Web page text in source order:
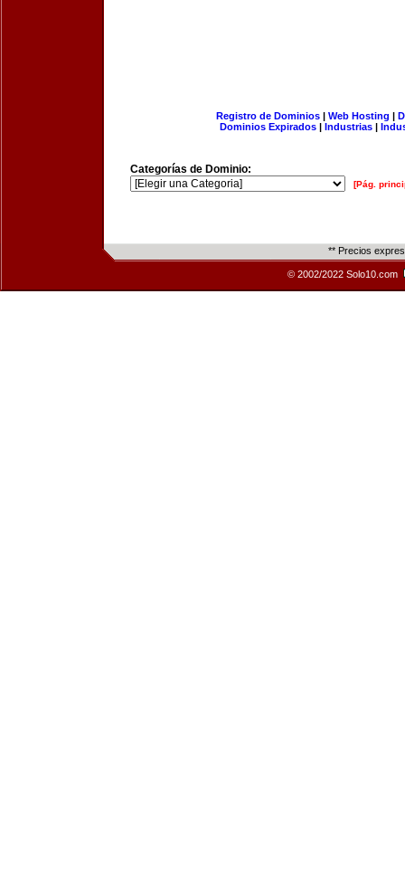
Registro de Dominios| Web Hosting |
Dominios Expirados | Industrias |
Categorías de Dominio:
[Pág.
** Precios
© 2002/2022 Solo10.com